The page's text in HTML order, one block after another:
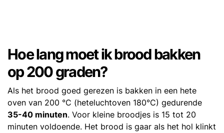
Hoe lang moet ik brood bakken
op 200 graden?
Als het brood goed gerezen is bakken in een hete
oven van 200 °C (heteluchtoven 180°C) gedurende
35-40 minuten. Voor kleine broodjes is 15 tot 20
minuten voldoende. Het brood is gaar als het hol klinkt